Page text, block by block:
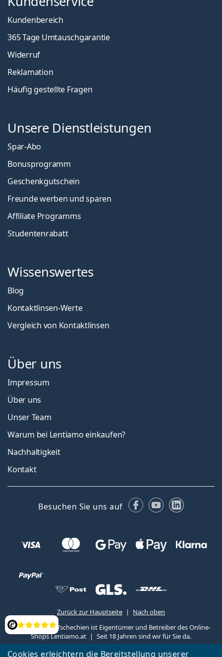
Cookies erleichtern die Bereitstellung unserer
Bewertung
Kundenbereich
365 Tage Umtauschgarantie
Widerruf
Reklamation
Häufig gestellte Fragen
Unsere Dienstleistungen
Spar-Abo
Bonusprogramm
Geschenkgutschein
Freunde werben und sparen
Affiliate Programms
Studentenrabatt
Wissenswertes
Blog
Kontaktlinsen-Werte
Vergleich von Kontaktlinsen
Über uns
Impressum
Über uns
Unser Team
Warum bei Lentiamo einkaufen?
Nachhaltigkeit
Kontakt
Besuchen Sie uns auf Facebook
YouTubeLinkedIn
Zurück zur Hauptseite
Nach oben
Lentiamo s.r.o., Tschechien ist Eigentümer und Betreiber des Online-
Shops Lentiamo.at
Seit 18 Jahren sind wir für Sie da.